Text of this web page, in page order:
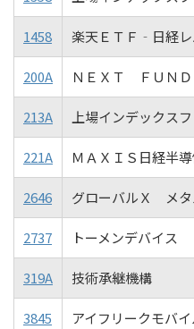
1458 楽天ＥＴＦ‐日経
200A ＮＥＸＴ ＦＵＮ
213A 上場インデックス
221A ＭＡＸＩＳ日経半
2646 グローバルＸ メ
2737 トーメンデバイス
319A 技術承継機構
3845 アイフリークモバイ